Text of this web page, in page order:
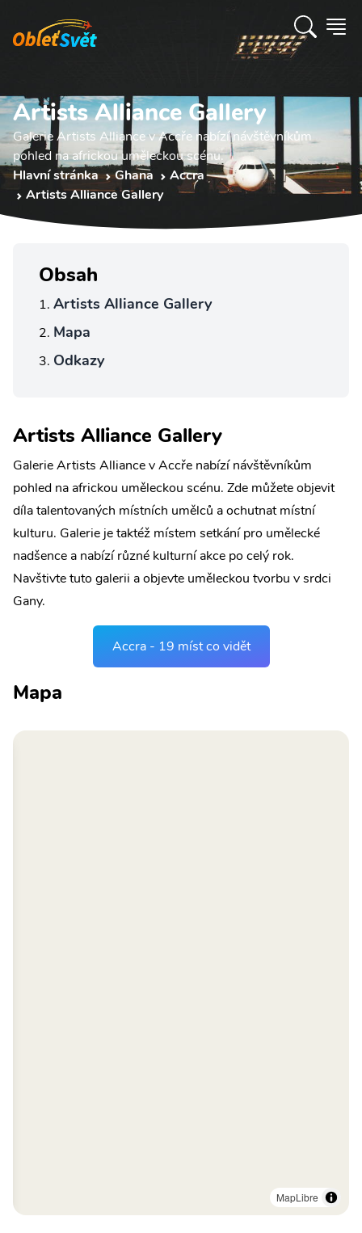
Artists Alliance Gallery
Galerie Artists Alliance v Accře nabízí návštěvníkům
pohled na africkou uměleckou scénu.
Hlavní stránka
Ghana
Accra
Artists Alliance Gallery
Obsah
Artists Alliance Gallery
Mapa
Odkazy
Artists Alliance Gallery
Galerie Artists Alliance v Accře nabízí návštěvníkům
pohled na africkou uměleckou scénu. Zde můžete objevit
díla talentovaných místních umělců a ochutnat místní
kulturu. Galerie je taktéž místem setkání pro umělecké
nadšence a nabízí různé kulturní akce po celý rok.
Navštivte tuto galerii a objevte uměleckou tvorbu v srdci
Gany.
Accra - 19 míst co vidět
Mapa
MapLibre